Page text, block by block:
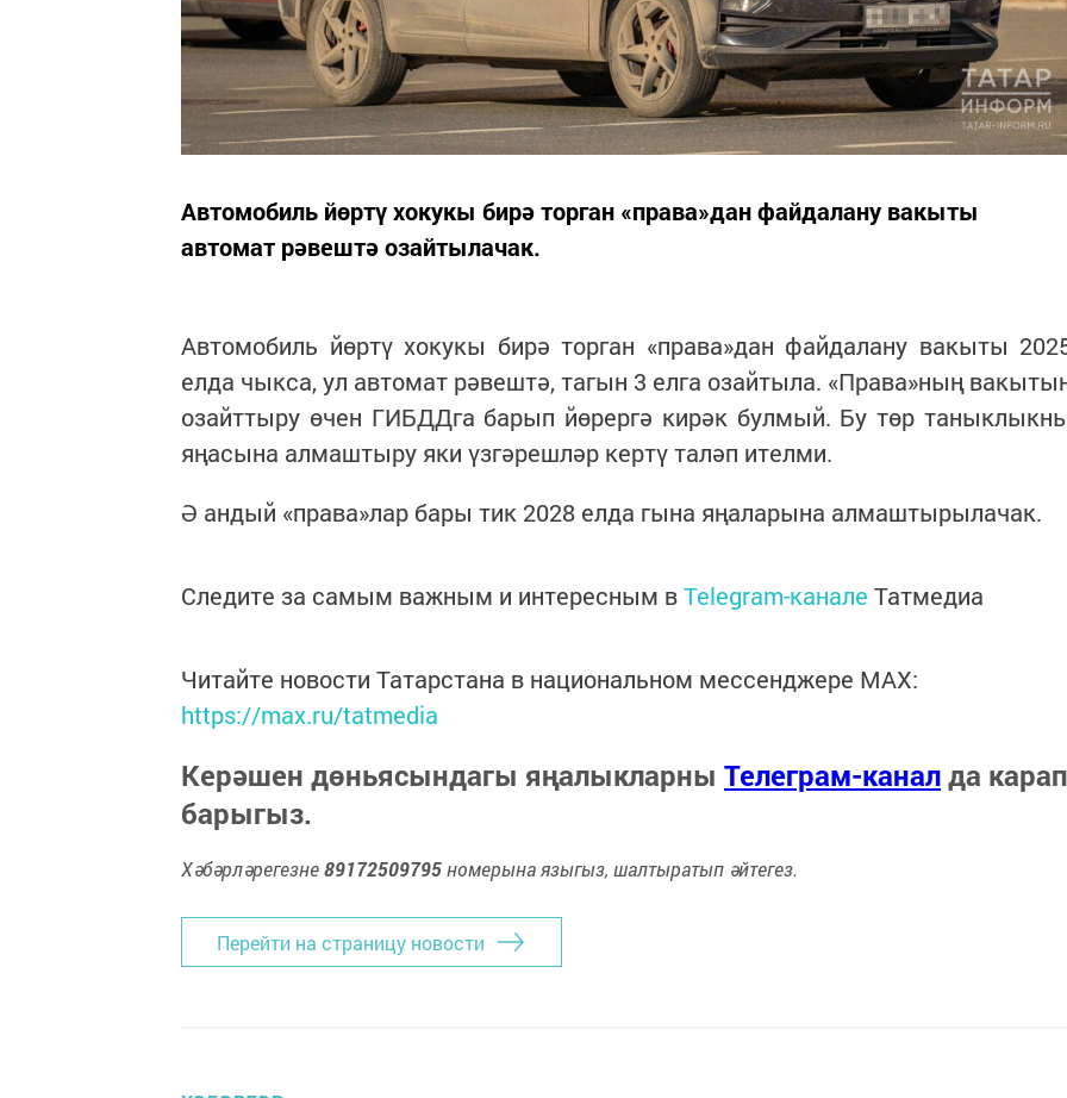
Автомобиль йөртү хокукы бирә торган «права»дан файдалану вакыты
автомат рәвештә озайтылачак.
Автомобиль йөртү хокукы бирә торган «права»дан файдалану вакыты
елда чыкса, ул автомат рәвештә, тагын 3 елга озайтыла. «Права»ның
озайттыру өчен ГИБДДга барып йөрергә кирәк булмый. Бу төр
яңасына алмаштыру яки үзгәрешләр кертү таләп ителми.
Ә андый «права»лар бары тик 2028 елда гына яңаларына алмаштырылачак.
Следите за самым важным и интересным вTelegram-канале Татмедиа
Читайте новости Татарстана в национальном мессенджере MАХ:
https://max.ru/tatmedia
Керәшен дөньясындагы яңалыкларны Телеграм-каналда карап
барыгыз.
Хәбәрләрегезне89172509795номерына языгыз, шалтыратып әйтегез.
Перейти на страницу новости